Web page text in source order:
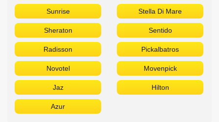
Sunrise Stella Di Mare
Sheraton Sentido
Radisson Pickalbatros
Novotel Movenpick
Jaz Hilton
Azur